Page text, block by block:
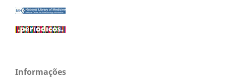
Informações